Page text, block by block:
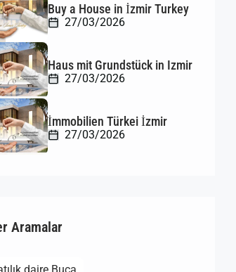
Buy a House in İzmir Turkey
27/03/2026
Haus mit Grundstück in Izmir
27/03/2026
İmmobilien Türkei İzmir
27/03/2026
Aramalar